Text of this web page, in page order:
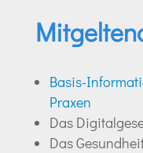
Basis-
Praxen
Das
Das